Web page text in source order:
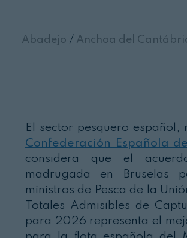
Abadejo / Anchoa del
El sector pesquero español,
Confederación Española de
considera que el
madrugada en Bruselas
ministros de Pesca de la
Totales Admisibles de
para 2026 representa el